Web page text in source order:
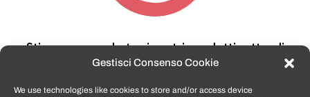
Gestisci Consenso Cookie
We use technologies like cookies to store and/or access device
Stiamo cercando tra i nostri prodotti, attendi
qualche secondo…